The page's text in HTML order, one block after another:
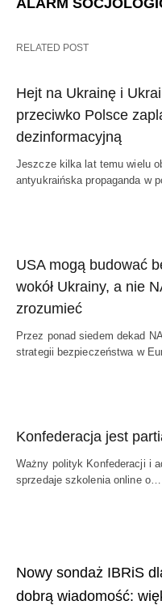
ALARM
RELATED POST
Hejt na Ukrainę i
przeciwko Polsce
dezinformacyjną
Jeszcze kilka lat temu wielu
antyukraińska propaganda w
USA mogą budować
wokół Ukrainy, a nie
zrozumieć
Przez ponad siedem dekad
strategii bezpieczeństwa w
Konfederacja jest
Ważny polityk Konfederacji i
sprzedaje szkolenia online o…
Nowy sondaż IBRiS
dobrą wiadomość: